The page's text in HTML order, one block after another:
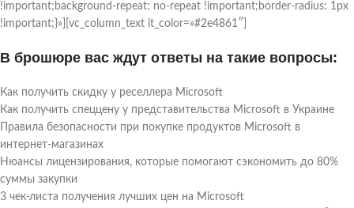
!important;background-repeat: no-repeat !important;border-radius: 1px
!important;}»][vc_column_text it_color=»#2e4861″]
В брошюре вас ждут ответы на такие вопросы:
Как получить скидку у реселлера Microsoft
Как получить спеццену у представительства Microsoft в Украине
Правила безопасности при покупке продуктов Microsoft в
интернет-магазинах
Нюансы лицензирования, которые помогают сэкономить до 80%
суммы закупки
3 чек-листа получения лучших цен на Microsoft